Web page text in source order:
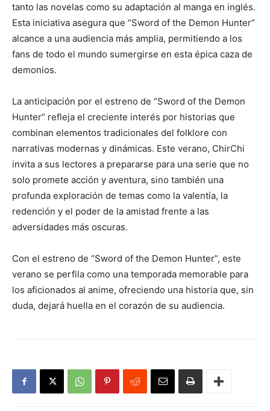
tanto las novelas como su adaptación al manga en inglés.
Esta iniciativa asegura que “Sword of the Demon Hunter”
alcance a una audiencia más amplia, permitiendo a los
fans de todo el mundo sumergirse en esta épica caza de
demonios.
La anticipación por el estreno de “Sword of the Demon
Hunter” refleja el creciente interés por historias que
combinan elementos tradicionales del folklore con
narrativas modernas y dinámicas. Este verano, ChirChi
invita a sus lectores a prepararse para una serie que no
solo promete acción y aventura, sino también una
profunda exploración de temas como la valentía, la
redención y el poder de la amistad frente a las
adversidades más oscuras.
Con el estreno de “Sword of the Demon Hunter”, este
verano se perfila como una temporada memorable para
los aficionados al anime, ofreciendo una historia que, sin
duda, dejará huella en el corazón de su audiencia.